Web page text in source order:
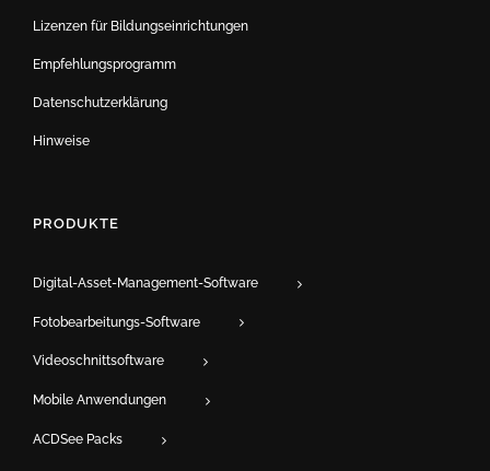
Lizenzen für Bildungseinrichtungen
Empfehlungsprogramm
Datenschutzerklärung
Hinweise
PRODUKTE
Digital-Asset-Management-Software
Fotobearbeitungs-Software
Videoschnittsoftware
Mobile Anwendungen
ACDSee Packs